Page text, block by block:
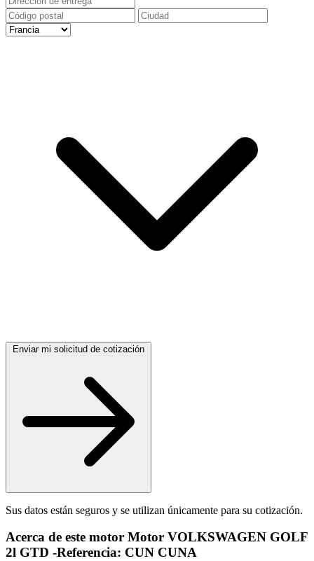
Enviar mi solicitud de cotización
Sus datos están seguros y se utilizan únicamente para su cotización.
Acerca de este motor Motor VOLKSWAGEN GOLF
2l GTD -Referencia: CUN CUNA